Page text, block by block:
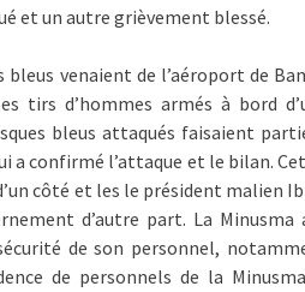
et un autre grièvement blessé.
bleus venaient de l’aéroport de
tirs d’hommes armés à bord
bleus attaqués faisaient
a confirmé l’attaque et le bilan.
côté et les le président malien
d’autre part. La Minusma
de son personnel,
de personnels de la